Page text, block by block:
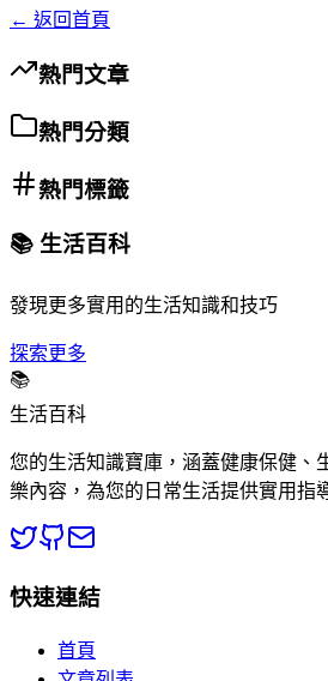
← 返回首頁
熱門文章
熱門分類
熱門標籤
📚 生活百科
發現更多實用的生活知識和技巧
探索更多
📚
生活百科
您的生活知識寶庫，涵蓋健康保健、
樂內容，為您的日常生活提供實用指
快速連結
首頁